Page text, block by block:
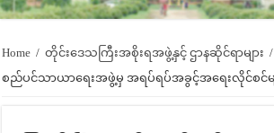
Home / တိုင်းဒေသကြီးအစိုးရအဖွဲ့နှင့် ဌာနဆိုင်ရာများ /
စည်ပင်သာယာရေးအဖွဲ့မှ အရပ်ရပ်အခွင့်အရေးလိုင်စင်များ